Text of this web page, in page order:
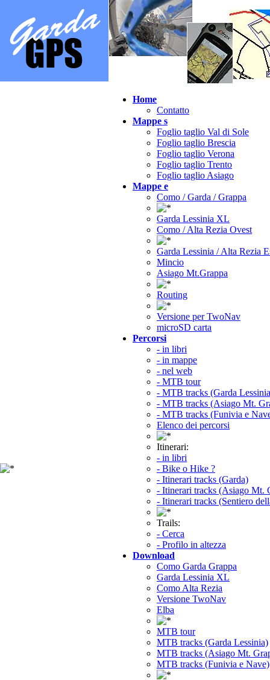
Home
Contatto
Mappe s
Foglio taglio Val di Sole
Foglio taglio Brescia
Foglio taglio Verona
Foglio taglio Trento
Foglio taglio Asiago
Mappe e
Como / Garda / Grappa
Garda Lessinia XL
Como / Alta Rezia Ovest
Garda Lessinia / Alta Rezia
Mincio
Asiago Mt.Grappa
Routing
Versione per TwoNav
microSD carta
Percorsi
- in libri
- in mappe
- nel web
- MTB tour
- MTB tracks (Garda
- MTB tracks (Asiago Mt.
- MTB tracks (Funivia e
Elenco dei percorsi
Itinerari:
- in libri
- Bike o Hike ?
- Itinerari tracks (Garda)
- Itinerari tracks (Asiago Mt.
- Itinerari tracks (Sentiero
Trails:
- Cerca
- Profilo in altezza
Download
Como Garda Grappa
Garda Lessinia XL
Como Alta Rezia
Versione TwoNav
Elba
MTB tour
MTB tracks (Garda Lessinia)
MTB tracks (Asiago Mt.
MTB tracks (Funivia e Nave)